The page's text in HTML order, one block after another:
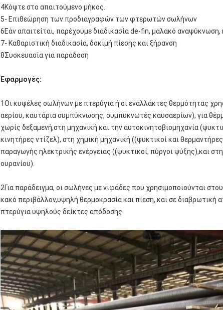
4Κόψτε στο απαιτούμενο μήκος.
5- Επιθεώρηση των προδιαγραφών των φτερωτών σωλήνων
6Εάν απαιτείται, παρέχουμε διαδικασία de-fin, μαλακό
7- Καθαριστική διαδικασία, δοκιμή πίεσης και ξήρανση
8Συσκευασία για παράδοση
Εφαρμογές:
1Οι κυψέλες σωλήνων με πτερύγια ή οι εναλλάκτες θερμότητας
αερίου, καυτάρια συμπύκνωσης, συμπυκνωτές καυσαερίων), για
χωρίς δεξαμενή,στη μηχανική και την αυτοκινητοβιομηχανία
κινητήρες ντίζελ), στη χημική μηχανική ((ψυκτικοί και
παραγωγής ηλεκτρικής ενέργειας ((ψυκτικοί, πύργοι ψύξης),και
ουρανίου).
2Για παράδειγμα, οι σωλήνες με νιφάδες που χρησιμοποιούνται
κακό περιβάλλον,υψηλή θερμοκρασία και πίεση, και σε
πτερύγια υψηλούς δείκτες απόδοσης.